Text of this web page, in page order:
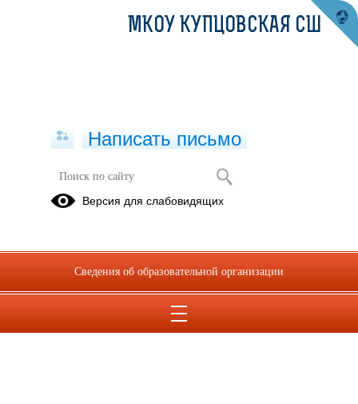
МКОУ КУПЦОВСКАЯ СШ
Написать письмо
Версия для слабовидящих
Сведения об образовательной организации